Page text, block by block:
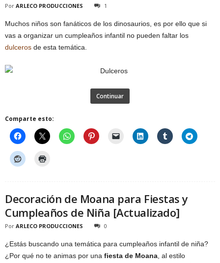
Por ARLECO PRODUCCIONES 1
Muchos niños son fanáticos de los dinosaurios, es por ello que si
vas a organizar un cumpleaños infantil no pueden faltar los
dulceros de esta temática.
Continuar
Comparte esto:
Decoración de Moana para Fiestas y
Cumpleaños de Niña [Actualizado]
Por ARLECO PRODUCCIONES 0
¿Estás buscando una temática para cumpleaños infantil de niña?
¿Por qué no te animas por una fiesta de Moana , al estilo